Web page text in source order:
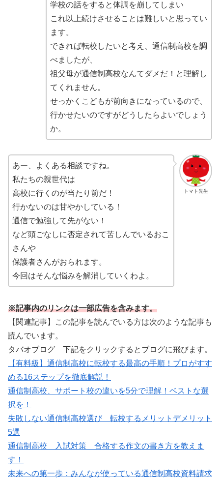
学校の話をすると体調を崩してしまい
これ以上続けさせることは難しいと思ってい
ます。
できれば転校したいと考え、通信制高校を調
べましたが、
祖父母が通信制高校なんてダメだ！と理解し
てくれません。
せっかくこどもが前向きになっているので、
行かせたいのですがどうしたらよいでしょう
か。
トマト先生
あー、よくある相談ですね。
私たちの親世代は
高校に行くのが当たり前だ！
行かないのは甘やかしている！
通信で勉強して先がない！
など頭ごなしに否定されて苦しんでいるおこ
さんや
保護者さんがおられます。
今回はそんな悩みを解消していくわよ。
※記事内のリンクは一部広告を含みます。
【関連記事】この記事を読んでいる方は次のような記事も
読んでいます。
タバオブログ 下記をクリックするとブログに飛びます。
【有料級】通信制高校に転校する最高の手順！プロがすす
める16ステップを徹底解説！
通信制高校、サポート校の違いを5分で理解！ベストな選
択を！
失敗しない通信制高校選び 転校するメリットデメリット
5選
通信制高校 入試対策 合格する作文の書き方を教えま
す！
未来への第一歩：みんなが使っている通信制高校資料請求